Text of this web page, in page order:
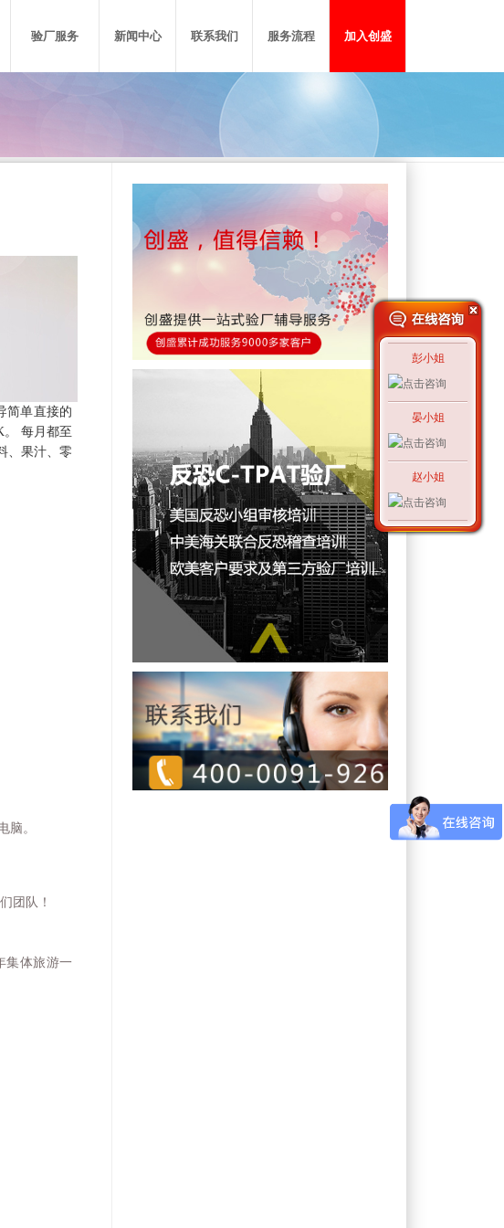
验厂服务 新闻中心 联系我们 服务流程 加入创盛
沃尔玛验厂 迪士尼验厂 ECII验厂 反恐验厂 质量验厂
认证 SQP质量认证 GMP化妆品认证 HACCP食品认证
创盛动态 验厂头条
广东总部 浙江分公司 福建分公司 山东分公司
简单直接的
每月都至
、果汁、零
脑。
团队！
集体旅游一
彭小姐
晏小姐
赵小姐